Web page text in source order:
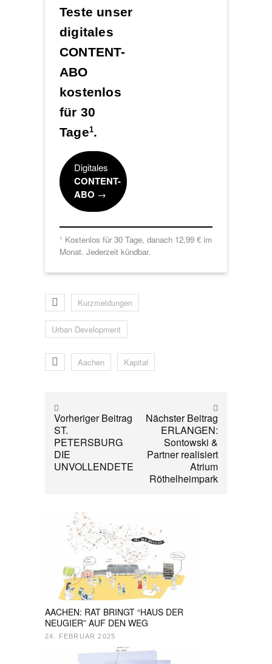
Teste unser
digitales
CONTENT-
ABO
kostenlos
für 30
Tage1.
Digitales
CONTENT-
ABO →
1 Kostenlos für 30 Tage, danach 12,99 € im
Monat. Jederzeit kündbar.
Kurzmeldungen
Urban Development
Aachen Kapital
Vorheriger Beitrag
ST.
PETERSBURG
DIE
UNVOLLENDETE
Nächster Beitrag
ERLANGEN:
Sontowski &
Partner realisiert
Atrium
Röthelheimpark
AACHEN: RAT BRINGT “HAUS DER
NEUGIER” AUF DEN WEG
24. FEBRUAR 2025